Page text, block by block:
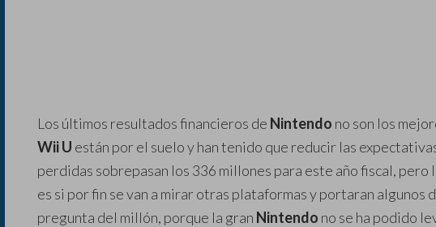
Los últimos resultados financieros de Nintendo no son los
Wii U están por el suelo y han tenido que reducir las
perdidas sobrepasan los 336 millones para este año fiscal, pero
es si por fin se van a mirar otras plataformas y portaran algunos
pregunta del millón, porque la gran Nintendo no se ha podido